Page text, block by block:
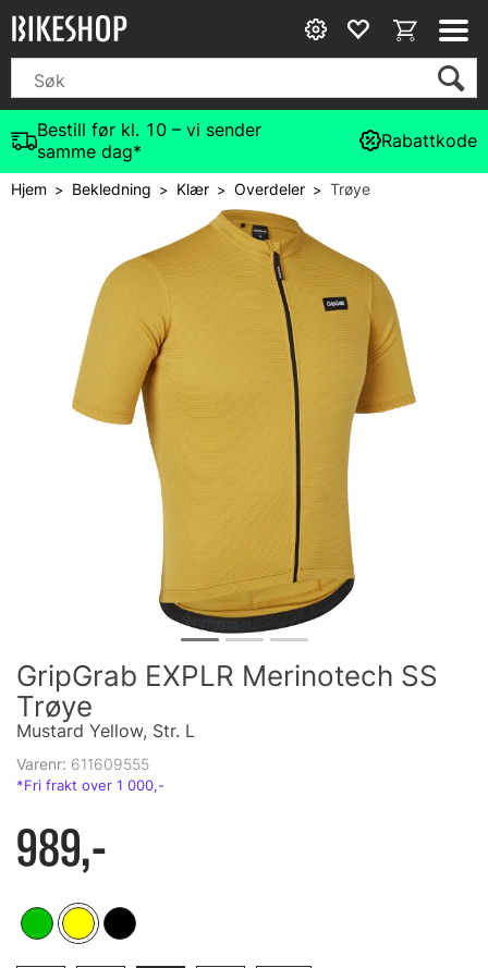
Bestill før kl. 10 – vi sender
samme dag*
Rabattkode
Hjem> Bekledning > Klær>Overdeler>Trøye
GripGrab EXPLR Merinotech SS
Trøye
Mustard Yellow, Str. L
Varenr: 611609555
989,-